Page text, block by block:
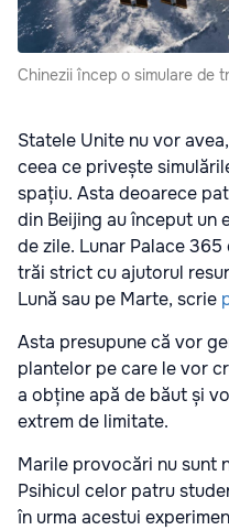
Chinezii încep o simulare de
Statele Unite nu vor
ceea ce privește
spațiu. Asta deoarece
din Beijing au început un
de zile. Lunar Palace
trăi strict cu ajutorul
Lună sau pe Marte, scrie
Asta presupune că vor
plantelor pe care le vor
a obține apă de băut și
extrem de limitate.
Marile provocări nu sunt
Psihicul celor patru
în urma acestui